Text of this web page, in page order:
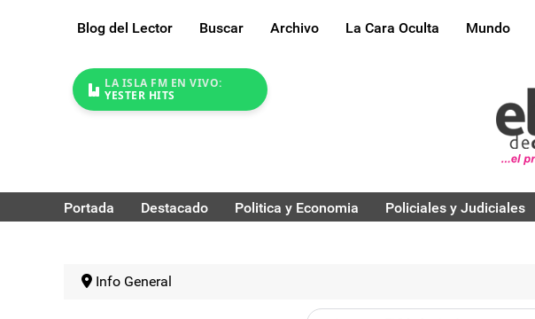
Blog del Lector Buscar Archivo La Cara Oculta Mundo
LA ISLA FM EN VIVO:
YESTER HITS
Portada Destacado Politica y Economia Policiales y Judiciales
Info General